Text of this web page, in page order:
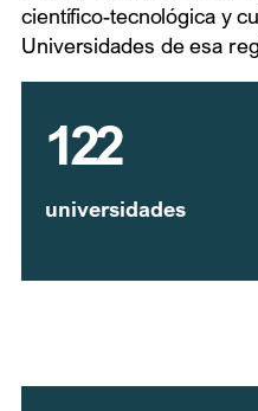
científico-tecnológica y
Universidades de esa
122
universidades